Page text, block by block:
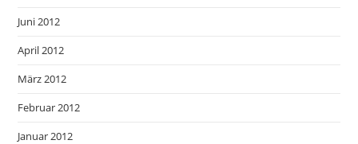
Juni 2012
April 2012
März 2012
Februar 2012
Januar 2012